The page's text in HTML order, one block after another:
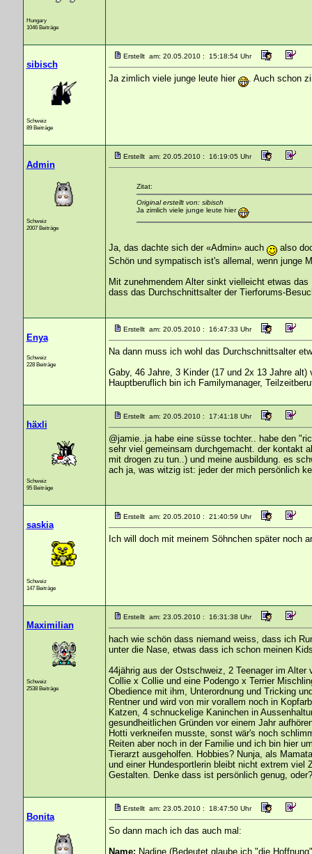
Hungary
1046 Beiträge
sibisch
Schweiz
89 Beiträge
Erstellt am: 20.05.2010 : 15:18:54 Uhr
Ja zimlich viele junge leute hier . Auch schon
Admin
Schweiz
2007 Beiträge
Erstellt am: 20.05.2010 : 16:19:05 Uhr
Zitat:
Original erstellt von: sibisch
Ja zimlich viele junge leute hier
.
Ja, das dachte sich der «Admin» auch
also
Schön und sympatisch ist's allemal, wenn junge
Mit zunehmendem Alter sinkt vielleicht etwas
dass das Durchschnittsalter der Tierforums-
Enya
Schweiz
228 Beiträge
Erstellt am: 20.05.2010 : 16:47:33 Uhr
Na dann muss ich wohl das Durchschnittsalter
Gaby, 46 Jahre, 3 Kinder (17 und 2x 13 Jahre alt)
Hauptberuflich bin ich Familymanager,
häxli
Schweiz
95 Beiträge
Erstellt am: 20.05.2010 : 17:41:18 Uhr
@jamie..ja habe eine süsse tochter.. habe den
sehr viel gemeinsam durchgemacht. der kontakt
mit drogen zu tun..) und meine ausbildung. es
ach ja, was witzig ist: jeder der mich persönlich
saskia
Schweiz
147 Beiträge
Erstellt am: 20.05.2010 : 21:40:59 Uhr
Ich will doch mit meinem Söhnchen später noch
Maximilian
Schweiz
2538 Beiträge
Erstellt am: 23.05.2010 : 16:31:38 Uhr
hach wie schön dass niemand weiss, dass ich
unter die Nase, etwas dass ich schon meinen
44jährig aus der Ostschweiz, 2 Teenager im
Collie x Collie und eine Podengo x Terrier
Obedience mit ihm, Unterordnung und Tricking
Rentner und wird von mir vorallem noch in
Katzen, 4 schnuckelige Kaninchen in
gesundheitlichen Gründen vor einem Jahr
Hotti verkneifen musste, sonst wär's noch
Reiten aber noch in der Familie und ich bin hier
Tierarzt ausgeholfen. Hobbies? Nunja, als
und einer Hundesportlerin bleibt nicht extrem
Gestalten. Denke dass ist persönlich genug, oder?
Bonita
Erstellt am: 23.05.2010 : 18:47:50 Uhr
So dann mach ich das auch mal:
Name: Nadine (Bedeutet glaube ich "die